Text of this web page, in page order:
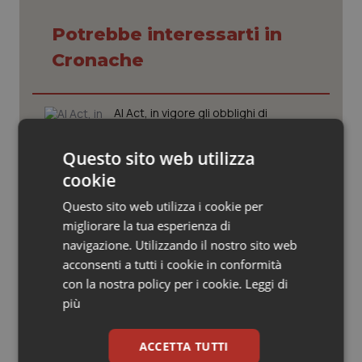
Veneto
Oncoematologia
Quotidiano Cardiologia
Quotidiano Chirurgia
Quotidiano Oncologia
Quotidiano Pediatria
Rene & patologie urogenitali
Potrebbe interessarti in
Cronache
AI Act, in vigore gli obblighi di
Caldo, l’ondata prosegue. Il 7 agosto
26 città restano da bollino rosso, solo
Bolzano torna in giallo
Maxi furto di farmaci all’ospedale
“Maggiore Nino Baglieri” di Modica
Caldo, il 6 agosto tutta Italia da
bollino rosso. Massima allerta in tutte
Questo sito web utilizza
cookie
Questo sito web utilizza i cookie per
migliorare la tua esperienza di
navigazione. Utilizzando il nostro sito web
acconsenti a tutti i cookie in conformità
con la nostra policy per i cookie. Leggi di
più
ACCETTA TUTTI